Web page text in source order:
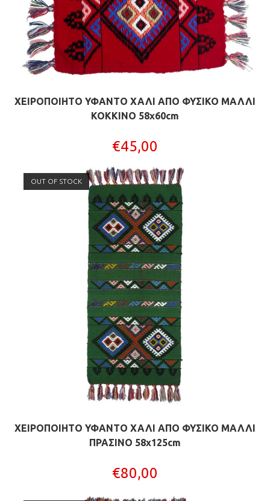
ΧΕΙΡΟΠΟΙΗΤΟ ΥΦΑΝΤΟ ΧΑΛΙ ΑΠΟ ΦΥΣΙΚΟ ΜΑΛΛΙ
ΚΟΚΚΙΝΟ 58x60cm
€45,00
OUT OF STOCK
ΧΕΙΡΟΠΟΙΗΤΟ ΥΦΑΝΤΟ ΧΑΛΙ ΑΠΟ ΦΥΣΙΚΟ ΜΑΛΛΙ
ΠΡΑΣΙΝΟ 58x125cm
€80,00